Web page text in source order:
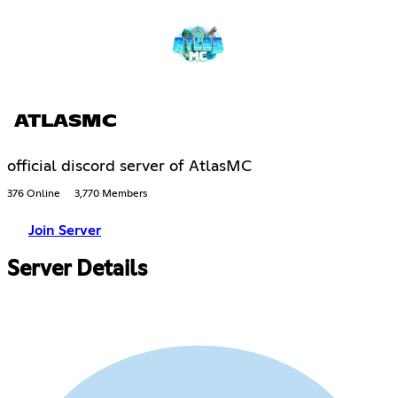
ATLASMC
official discord server of AtlasMC
376 Online 3,770 Members
Join Server
Server Details